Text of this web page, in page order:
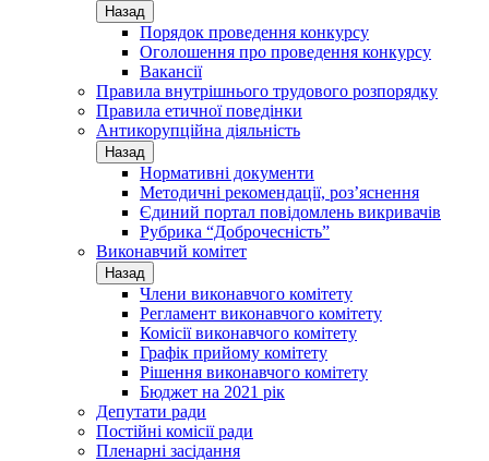
Назад
Порядок проведення конкурсу
Оголошення про проведення конкурсу
Вакансії
Правила внутрішнього трудового розпорядку
Правила етичної поведінки
Антикорупційна діяльність
Назад
Нормативні документи
Методичні рекомендації, роз’яснення
Єдиний портал повідомлень викривачів
Рубрика “Доброчесність”
Виконавчий комітет
Назад
Члени виконавчого комітету
Регламент виконавчого комітету
Комісії виконавчого комітету
Графік прийому комітету
Рішення виконавчого комітету
Бюджет на 2021 рік
Депутати ради
Постійні комісії ради
Пленарні засідання